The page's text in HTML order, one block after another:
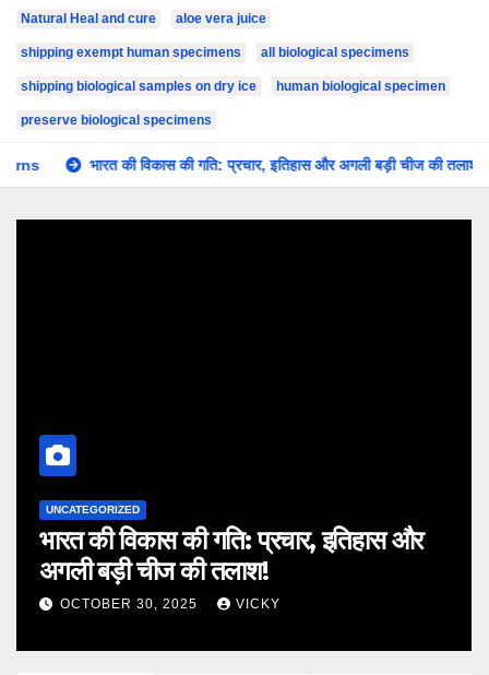
Natural Heal and cure aloe vera juice
shipping exempt human specimens all biological specimens
shipping biological samples on dry ice human biological specimen
preserve biological specimens
की गति: प्रचार, इतिहास और अगली बड़ी चीज की तलाश! राजा परीक्षित की
हमारी संस्कृति
राजा परीक्षित की एक ‘छोटी’ भूल और कलियुग का
धरती पर आगमन: एक पौराणिक कथा
OCTOBER 11, 2025 VICKY